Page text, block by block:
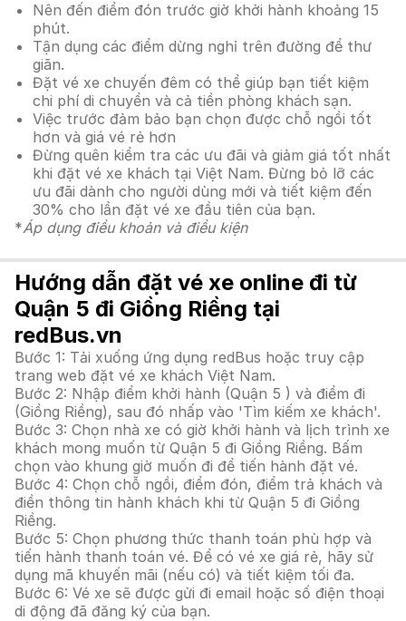
Nên đến điểm đón trước giờ khởi hành khoảng 15
phút.
Tận dụng các điểm dừng nghỉ trên đường để thư
giãn.
Đặt vé xe chuyến đêm có thể giúp bạn tiết kiệm
chi phí di chuyển và cả tiền phòng khách sạn.
Việc trước đảm bảo bạn chọn được chỗ ngồi tốt
hơn và giá vé rẻ hơn
Đừng quên kiểm tra các ưu đãi và giảm giá tốt nhất
khi đặt vé xe khách tại Việt Nam. Đừng bỏ lỡ các
ưu đãi dành cho người dùng mới và tiết kiệm đến
30% cho lần đặt vé xe đầu tiên của bạn.
*Áp dụng điều khoản và điều kiện
Hướng dẫn đặt vé xe online đi từ
Quận 5 đi Giồng Riềng tại
redBus.vn
Bước 1: Tải xuống ứng dụng redBus hoặc truy cập
trang web đặt vé xe khách Việt Nam.
Bước 2: Nhập điểm khởi hành (Quận 5 ) và điểm đi
(Giồng Riềng), sau đó nhấp vào 'Tìm kiếm xe khách'.
Bước 3: Chọn nhà xe có giờ khởi hành và lịch trình xe
khách mong muốn từ Quận 5 đi Giồng Riềng. Bấm
chọn vào khung giờ muốn đi để tiến hành đặt vé.
Bước 4: Chọn chỗ ngồi, điểm đón, điểm trả khách và
điền thông tin hành khách khi từ Quận 5 đi Giồng
Riềng.
Bước 5: Chọn phương thức thanh toán phù hợp và
tiến hành thanh toán vé. Để có vé xe giá rẻ, hãy sử
dụng mã khuyến mãi (nếu có) và tiết kiệm tối đa.
Bước 6: Vé xe sẽ được gửi đi email hoặc số điện thoại
di động đã đăng ký của bạn.